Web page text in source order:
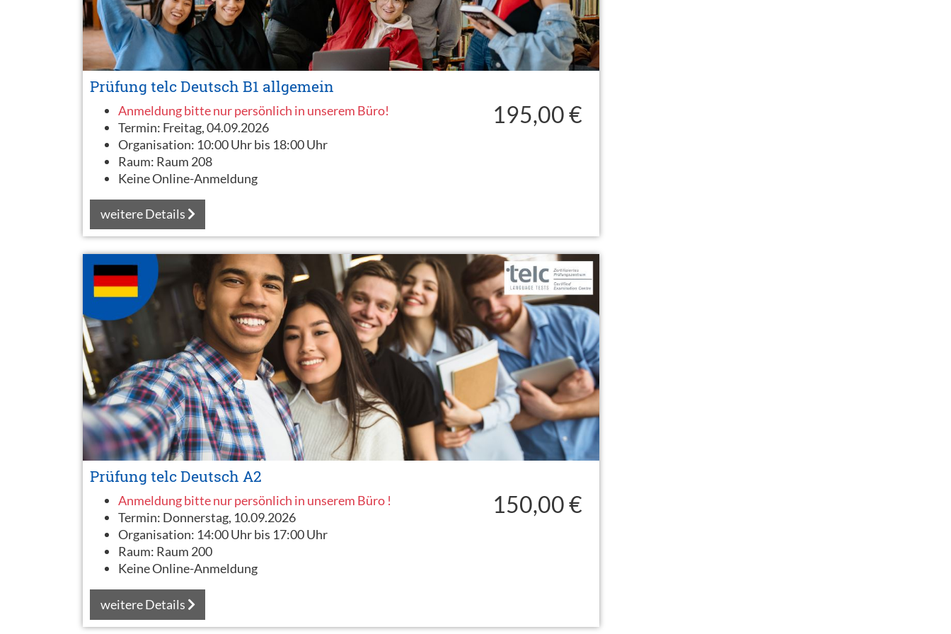
Prüfung telc Deutsch B1 allgemein
Anmeldung bitte nur persönlich in unserem Büro!
Termin: Freitag, 04.09.2026
Organisation: 10:00 Uhr bis 18:00 Uhr
Raum: Raum 208
Keine Online-Anmeldung
195,00 €
weitere Details
Prüfung telc Deutsch A2
Anmeldung bitte nur persönlich in unserem Büro !
Termin: Donnerstag, 10.09.2026
Organisation: 14:00 Uhr bis 17:00 Uhr
Raum: Raum 200
Keine Online-Anmeldung
150,00 €
weitere Details